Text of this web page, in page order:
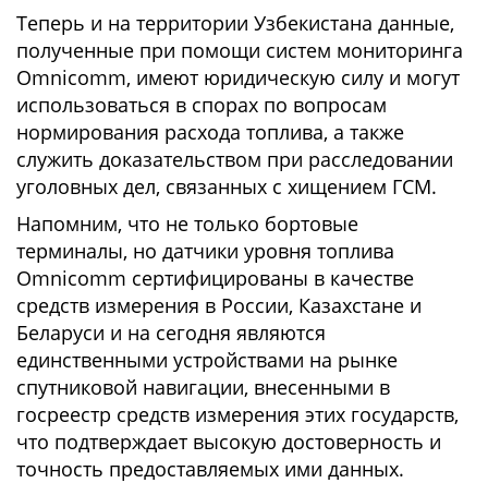
Теперь и на территории Узбекистана данные,
полученные при помощи систем мониторинга
Omnicomm, имеют юридическую силу и могут
использоваться в спорах по вопросам
нормирования расхода топлива, а также
служить доказательством при расследовании
уголовных дел, связанных с хищением ГСМ.
Напомним, что не только бортовые
терминалы, но датчики уровня топлива
Omnicomm сертифицированы в качестве
средств измерения в России, Казахстане и
Беларуси и на сегодня являются
единственными устройствами на рынке
спутниковой навигации, внесенными в
госреестр средств измерения этих государств,
что подтверждает высокую достоверность и
точность предоставляемых ими данных.